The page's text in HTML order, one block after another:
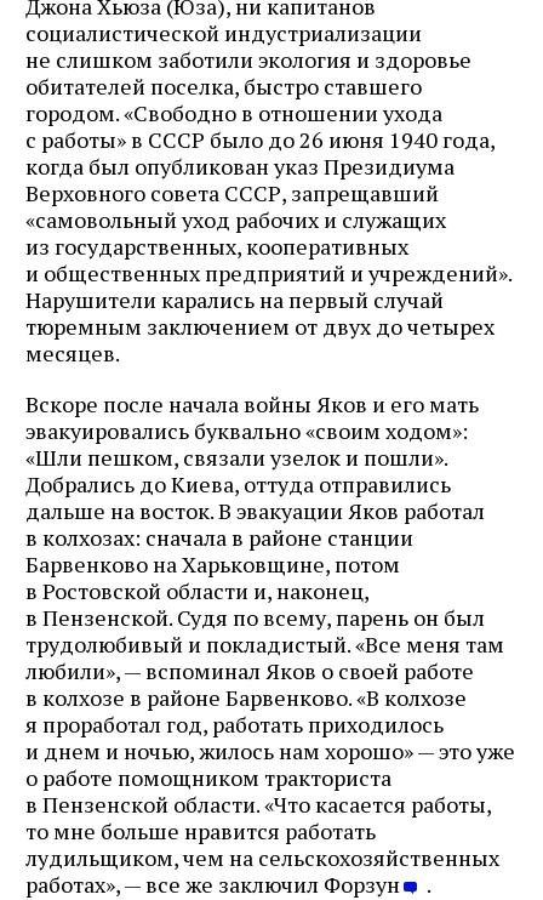
Джона Хьюза (Юза), ни капитанов
социалистической индустриализации
не слишком заботили экология и здоровье
обитателей поселка, быстро ставшего
городом. «Свободно в отношении ухода
с работы» в СССР было до 26 июня 1940 года,
когда был опубликован указ Президиума
Верховного совета СССР, запрещавший
«самовольный уход рабочих и служащих
из государственных, кооперативных
и общественных предприятий и учреждений».
Нарушители карались на первый случай
тюремным заключением от двух до четырех
месяцев.
Вскоре после начала войны Яков и его мать
эвакуировались буквально «своим ходом»:
«Шли пешком, связали узелок и пошли».
Добрались до Киева, оттуда отправились
дальше на восток. В эвакуации Яков работал
в колхозах: сначала в районе станции
Барвенково на Харьковщине, потом
в Ростовской области и, наконец,
в Пензенской. Судя по всему, парень он был
трудолюбивый и покладистый. «Все меня там
любили», — вспоминал Яков о своей работе
в колхозе в районе Барвенково. «В колхозе
я проработал год, работать приходилось
и днем и ночью, жилось нам хорошо» — это уже
о работе помощником тракториста
в Пензенской области. «Что касается работы,
то мне больше нравится работать
лудильщиком, чем на сельскохозяйственных
работах», — все же заключил Форзун
.
почте
Подписаться